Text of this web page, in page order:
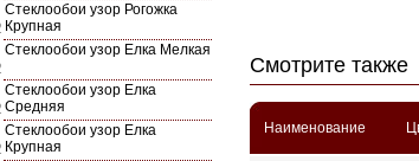
Стеклообои узор Рогожка
Крупная
Стеклообои узор Елка Мелкая
Стеклообои узор Елка
Средняя
Стеклообои узор Елка
Крупная
Смотрите также
Наименование